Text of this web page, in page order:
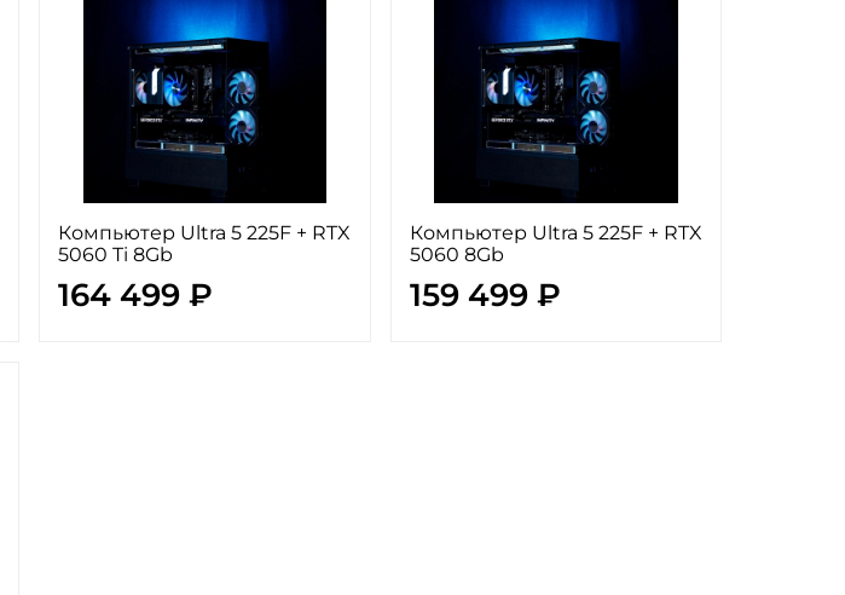
Компьютер Ultra 5 225F + RTX
5060 Ti 8Gb
164 499 ₽
Компьютер Ultra 5 225F + RTX
5060 8Gb
159 499 ₽